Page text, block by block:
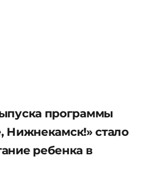
программы
Нижнекамск!» стало
ребенка в